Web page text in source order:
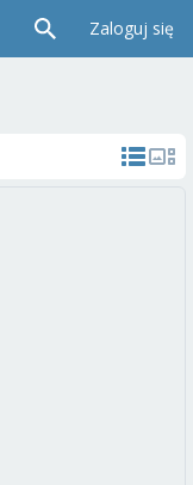
Zaloguj się